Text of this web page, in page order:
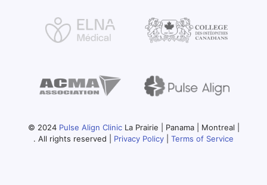
© 2024 Pulse Align ClinicLa Prairie | Panama | Montreal |
. All rights reserved | Privacy Policy Terms of Service